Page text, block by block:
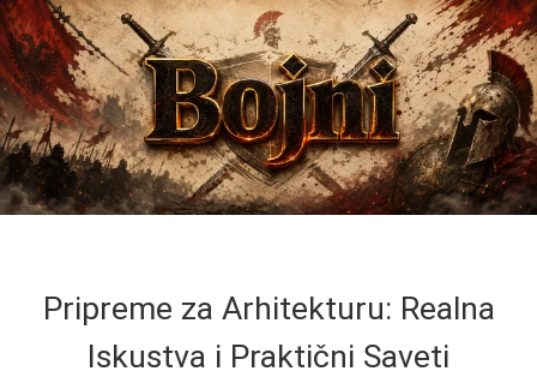
Pripreme za Arhitekturu: Realna
Iskustva i Praktični Saveti